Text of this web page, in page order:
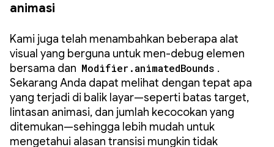
animasi
Kami juga telah menambahkan beberapa alat
visual yang berguna untuk men-debug elemen
bersama dan Modifier.animatedBounds .
Sekarang Anda dapat melihat dengan tepat apa
yang terjadi di balik layar—seperti batas target,
lintasan animasi, dan jumlah kecocokan yang
ditemukan—sehingga lebih mudah untuk
mengetahui alasan transisi mungkin tidak